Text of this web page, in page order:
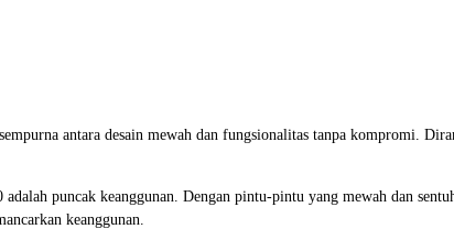
antara desain mewah dan fungsionalitas tanpa kompromi.
puncak keanggunan. Dengan pintu-pintu yang mewah dan
keanggunan.